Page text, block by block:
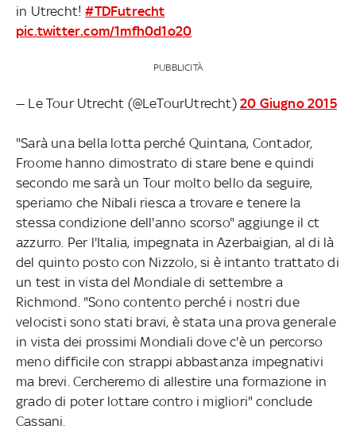
in Utrecht!#TDFutrecht
pic.twitter.com/1mfh0d1o20
PUBBLICITÀ
— Le Tour Utrecht (@LeTourUtrecht) 20 Giugno 2015
"Sarà una bella lotta perché Quintana, Contador,
Froome hanno dimostrato di stare bene e quindi
secondo me sarà un Tour molto bello da seguire,
speriamo che Nibali riesca a trovare e tenere la
stessa condizione dell'anno scorso" aggiunge il ct
azzurro. Per l'Italia, impegnata in Azerbaigian, al di là
del quinto posto con Nizzolo, si è intanto trattato di
un test in vista del Mondiale di settembre a
Richmond. "Sono contento perché i nostri due
velocisti sono stati bravi, è stata una prova generale
in vista dei prossimi Mondiali dove c'è un percorso
meno difficile con strappi abbastanza impegnativi
ma brevi. Cercheremo di allestire una formazione in
grado di poter lottare contro i migliori" conclude
Cassani.